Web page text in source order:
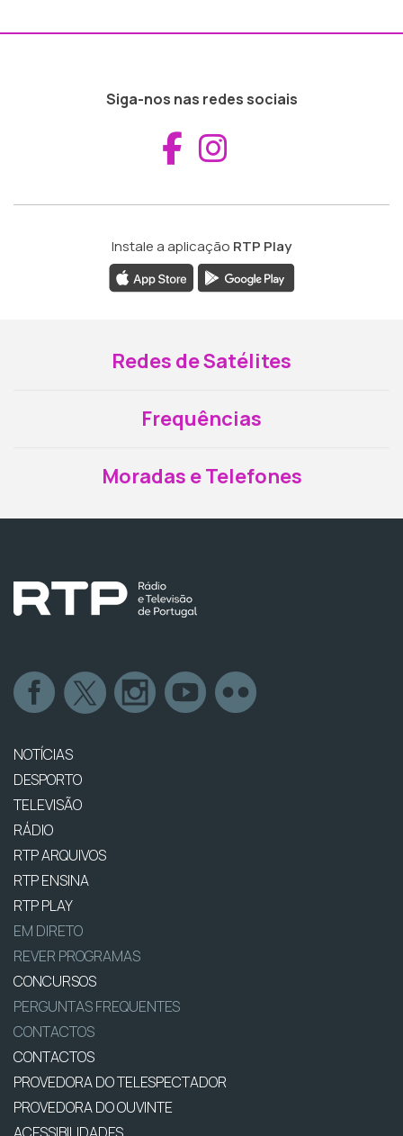
Siga-nos nas redes sociais
Aceder ao
Instale a aplicação RTP Play
Redes de Satélites
Frequências
Moradas e Telefones
NOTÍCIAS
DESPORTO
TELEVISÃO
RÁDIO
RTP ARQUIVOS
RTP ENSINA
RTP PLAY
EM DIRETO
REVER PROGRAMAS
CONCURSOS
PERGUNTAS FREQUENTES
CONTACTOS
CONTACTOS
PROVEDORA DO TELESPECTADOR
PROVEDORA DO OUVINTE